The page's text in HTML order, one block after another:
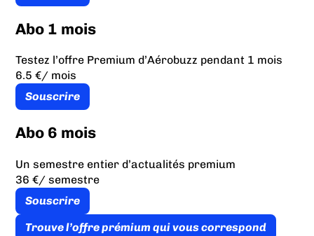
Abo 1 mois
Testez l’offre Premium d’Aérobuzz pendant 1 mois
6.5 €/ mois
Souscrire
Abo 6 mois
Un semestre entier d’actualités premium
36 €/ semestre
Souscrire
Trouve l’offre prémium qui vous correspond